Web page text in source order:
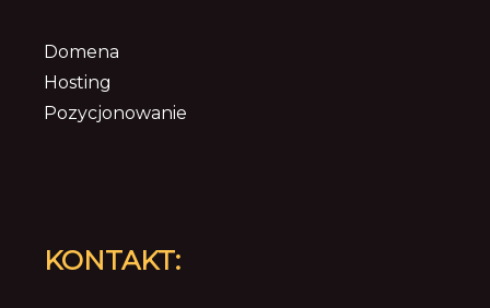
Domena
Hosting
Pozycjonowanie
KONTAKT: